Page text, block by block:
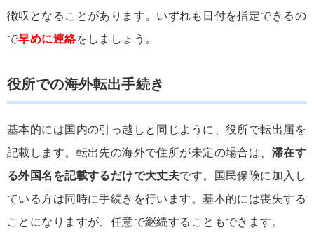
徴収となることがあります。いずれも日付を指定できるの
で早めに連絡をしましょう。
役所での海外転出手続き
基本的には国内の引っ越しと同じように、役所で転出届を
記載します。転出先の海外で住所が未定の場合は、 滞在す
る外国名を記載するだけで大丈夫です。国民保険に加入し
ている方は同時に手続きを行います。基本的には喪失する
ことになりますが、任意で継続することもできます。